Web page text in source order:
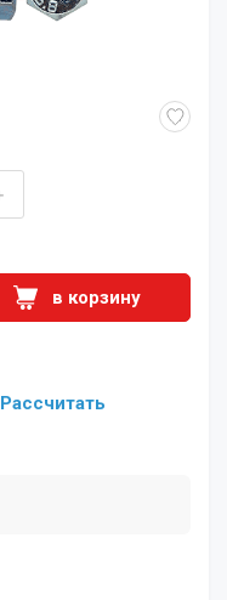
в корзину
Рассчитать